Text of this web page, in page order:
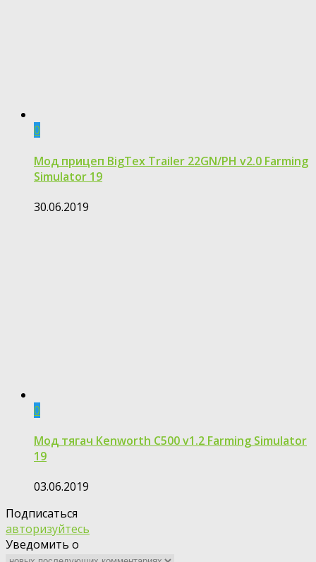
0
Мод прицеп BigTex Trailer 22GN/PH v2.0 Farming
Simulator 19
30.06.2019
0
Мод тягач Kenworth C500 v1.2 Farming Simulator
19
03.06.2019
Подписаться
авторизуйтесь
Уведомить о